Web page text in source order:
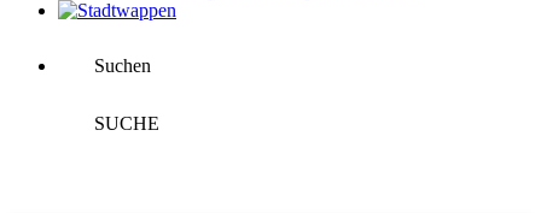
Suchen
SUCHE